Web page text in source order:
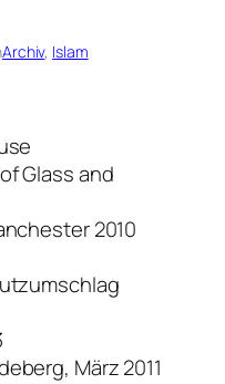
Archiv, Islam
Glass and
2010
März 2011